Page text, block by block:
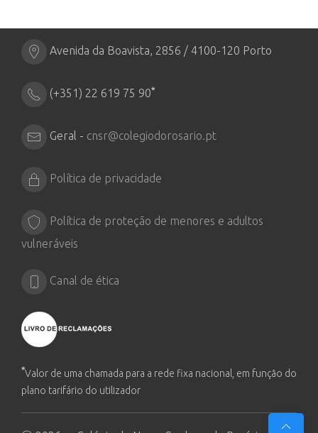
Avenida da Boavista, 2856 / 4100-120 Porto
(+351) 22 619 75 90*
Geral - cnsr@colegiodorosario.pt
Política de privacidade
Política de proteção de menores e adultos
vulneráveis
Canal de ética
*Valor de uma chamada para a rede fixa nacional, em função do
plano tarifário do utilizador